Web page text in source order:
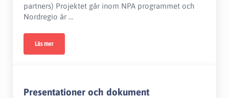
partners) Projektet går inom NPA programmet och
Nordregio är …
Läs mer
REGINA
Presentationer och dokument